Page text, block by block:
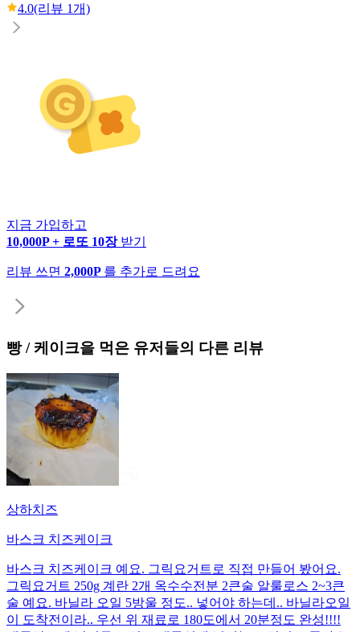
4.0(리뷰 1개)
지금 가입하고
10,000P + 로또 10장 받기
리뷰 쓰면 2,000P 를 추가로 드려요
빵 / 케이크을 먹은 유저들의 다른 리뷰
상하치즈
바스크 치즈케이크
바스크 치즈케이크 예요. 그릭요거트로 직접 만들어 봤어요.
그릭요거트 250g 계란 2개 옥수수전분 2큰술 알룰로스 2~3큰
술 예요. 바닐라 오일 5방울 정도.. 넣어야 하는데.. 바닐라오일
이 도착전이라.. 우선 위 재료로 180도에서 20분정도 완성!!!!